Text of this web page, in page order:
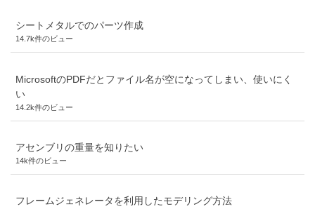
シートメタルでのパーツ作成
14.7k件のビュー
MicrosoftのPDFだとファイル名が空になってしまい、使いにく
い
14.2k件のビュー
アセンブリの重量を知りたい
14k件のビュー
フレームジェネレータを利用したモデリング方法